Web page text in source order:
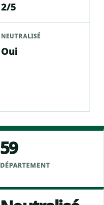
2/5
NEUTRALISÉ
Oui
59
DÉPARTEMENT